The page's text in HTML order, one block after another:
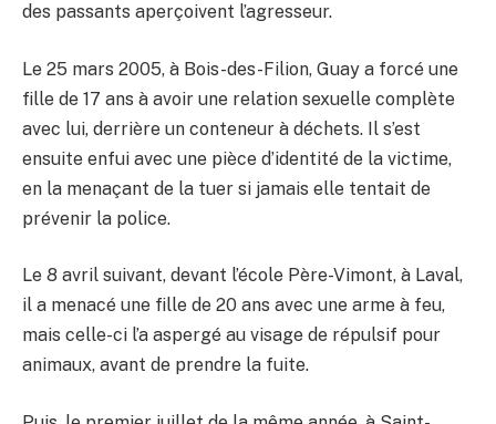
des passants aperçoivent l’agresseur.
Le 25 mars 2005, à Bois-des-Filion, Guay a forcé une
fille de 17 ans à avoir une relation sexuelle complète
avec lui, derrière un conteneur à déchets. Il s’est
ensuite enfui avec une pièce d’identité de la victime,
en la menaçant de la tuer si jamais elle tentait de
prévenir la police.
Le 8 avril suivant, devant l’école Père-Vimont, à Laval,
il a menacé une fille de 20 ans avec une arme à feu,
mais celle-ci l’a aspergé au visage de répulsif pour
animaux, avant de prendre la fuite.